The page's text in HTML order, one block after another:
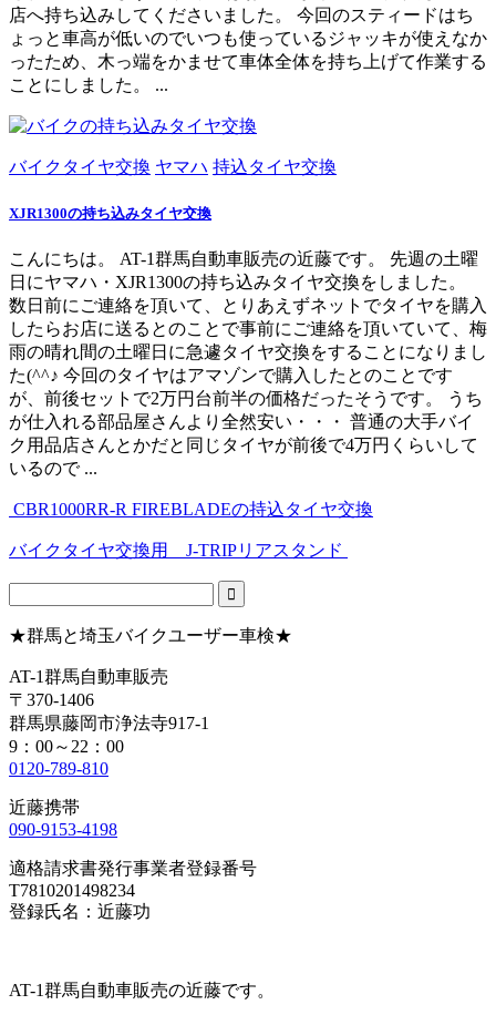
店へ持ち込みしてくださいました。 今回のスティードはち
ょっと車高が低いのでいつも使っているジャッキが使えなか
ったため、木っ端をかませて車体全体を持ち上げて作業する
ことにしました。 ...
バイクタイヤ交換 ヤマハ 持込タイヤ交換
XJR1300の持ち込みタイヤ交換
こんにちは。 AT-1群馬自動車販売の近藤です。 先週の土曜
日にヤマハ・XJR1300の持ち込みタイヤ交換をしました。
数日前にご連絡を頂いて、とりあえずネットでタイヤを購入
したらお店に送るとのことで事前にご連絡を頂いていて、梅
雨の晴れ間の土曜日に急遽タイヤ交換をすることになりまし
た(^^♪ 今回のタイヤはアマゾンで購入したとのことです
が、前後セットで2万円台前半の価格だったそうです。 うち
が仕入れる部品屋さんより全然安い・・・ 普通の大手バイ
ク用品店さんとかだと同じタイヤが前後で4万円くらいして
いるので ...
CBR1000RR-R FIREBLADEの持込タイヤ交換
バイクタイヤ交換用 J-TRIPリアスタンド
★群馬と埼玉バイクユーザー車検★
AT-1群馬自動車販売
〒370-1406
群馬県藤岡市浄法寺917-1
9：00～22：00
0120-789-810
近藤携帯
090-9153-4198
適格請求書発行事業者登録番号
T7810201498234
登録氏名：近藤功
AT-1群馬自動車販売の近藤です。